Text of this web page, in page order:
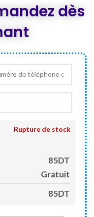
dès
Rupture de stock
85DT
Gratuit
85DT